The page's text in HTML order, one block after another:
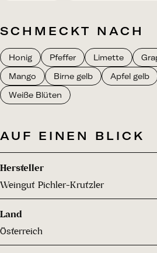
SCHMECKT NACH
Honig Pfeffer Limette
Mango
Birne gelb Apfel gelb
Weiße Blüten
AUF EINEN BLICK
Hersteller
Weingut Pichler-Krutzler
Land
Österreich